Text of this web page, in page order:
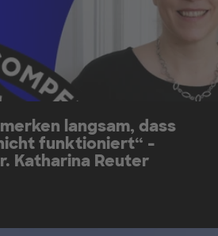
langsam, dass
funktioniert“ -
Katharina Reuter